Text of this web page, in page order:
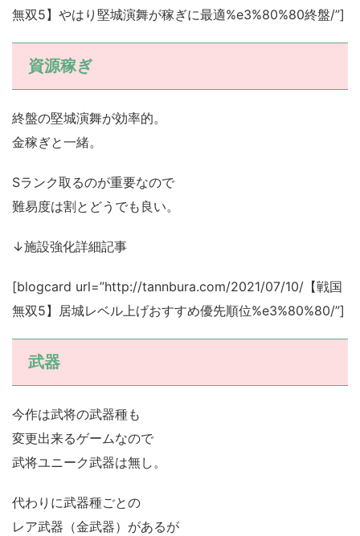
無双5】やはり堅城演舞が稼ぎに最適%e3%80%80終盤/”]
資源稼ぎ
終盤の堅城演舞が効率的。
金稼ぎと一緒。
Sランク取るのが重要なので
難易度は割とどうでも良い。
↓施設強化詳細記事
[blogcard url=”http://tannbura.com/2021/07/10/【戦国
無双5】居城レベル上げおすすめ優先順位%e3%80%80/”]
武器
今作は武将の武器種も
変更出来るゲームなので
武将ユニーク武器は無し。
代わりに武器種ごとの
レア武器（金武器）があるが